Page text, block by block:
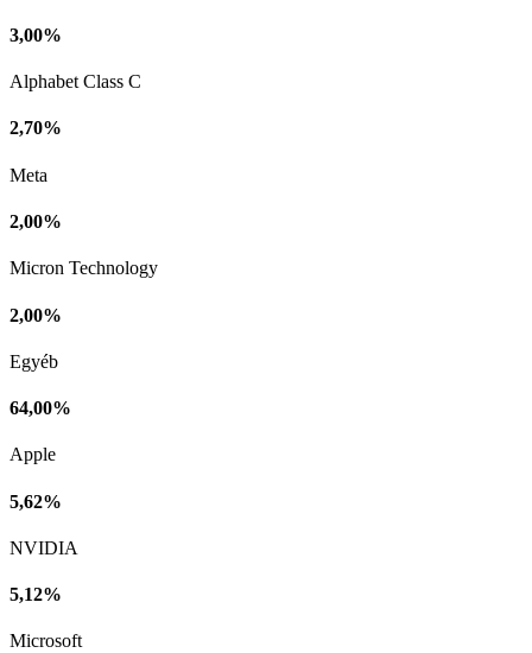
3,00%
Alphabet Class C
2,70%
Meta
2,00%
Micron Technology
2,00%
Egyéb
64,00%
Apple
5,62%
NVIDIA
5,12%
Microsoft